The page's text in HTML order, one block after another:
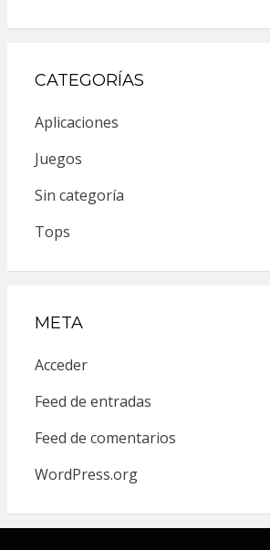
CATEGORÍAS
Aplicaciones
Juegos
Sin categoría
Tops
META
Acceder
Feed de entradas
Feed de comentarios
WordPress.org